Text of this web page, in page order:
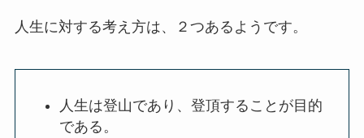
人生に対する考え方は、２つあるようです。
人生は登山であり、登頂することが目的
である。